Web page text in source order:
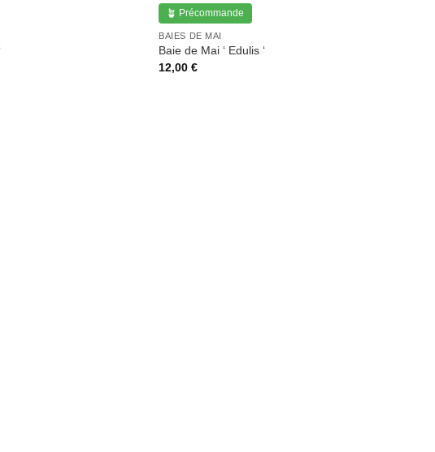
🪴 Précommande
BAIES DE MAI
Baie de Mai ‘ Edulis ‘
12,00€